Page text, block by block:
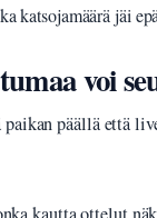
katsojamäärä jäi
voi
päällä että